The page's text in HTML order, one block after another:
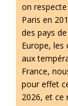
on
Paris en
des pays
Europe, les
aux
France,
pour effet
2026, et ce